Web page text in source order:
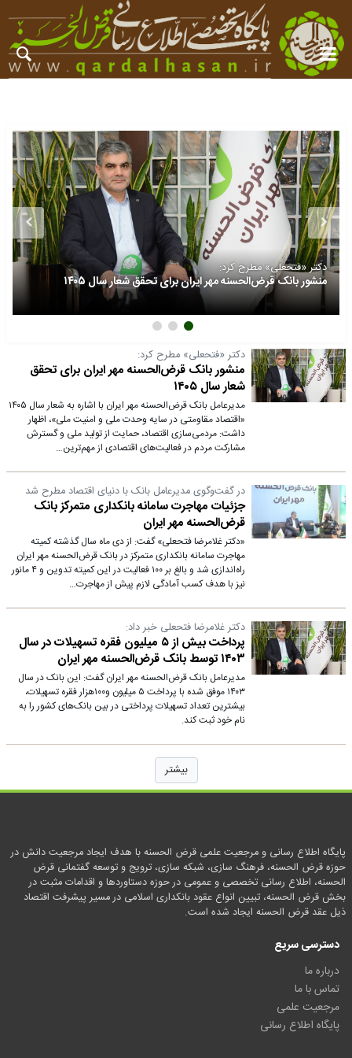
دکتر «فتحعلی» مطرح کرد:
منشور بانک قرض‌الحسنه مهر ایران برای تحقق شعار سال ۱۴۰۵
دکتر «فتحعلی» مطرح کرد:
منشور بانک قرض‌الحسنه مهر ایران برای تحقق
شعار سال ۱۴۰۵
مدیرعامل بانک قرض‌الحسنه مهر ایران با اشاره به شعار سال ۱۴۰۵
«اقتصاد مقاومتی در سایه وحدت ملی و امنیت ملی»، اظهار
داشت: مردمی‌سازی اقتصاد، حمایت از تولید ملی و گسترش
مشارکت مردم در فعالیت‌های اقتصادی از مهم‌ترین…
در گفت‌وگوی مدیرعامل بانک با دنیای اقتصاد مطرح شد
جزئیات مهاجرت سامانه بانکداری متمرکز بانک
قرض‌الحسنه مهر ایران
«دکتر غلامرضا فتحعلی» گفت: از دی ماه سال گذشته کمیته
مهاجرت سامانه بانکداری متمرکز در بانک قرض‌الحسنه مهر ایران
راه‌اندازی شد و بالغ بر ۱۰۰ فعالیت در این کمیته تدوین و ۴ مانور
نیز با هدف کسب آمادگی لازم پیش از مهاجرت…
دکتر غلامرضا فتحعلی خبر داد:
پرداخت بیش از ۵ میلیون فقره تسهیلات در سال
۱۴۰۳ توسط بانک قرض‌الحسنه مهر ایران
مدیرعامل بانک قرض‌الحسنه مهر ایران گفت: این بانک در سال
۱۴۰۳ موفق شده با پرداخت ۵ میلیون و۱۰۰هزار فقره تسهیلات،
بیشترین تعداد تسهیلات پرداختی در بین بانک‌های کشور را به
نام خود ثبت کند.
بیشتر
پایگاه اطلاع رسانی و مرجعیت علمی قرض الحسنه با هدف ایجاد مرجعیت دانش در
حوزه قرض الحسنه، فرهنگ سازی، شبکه سازی، ترویج و توسعه گفتمانی قرض
الحسنه، اطلاع رسانی تخصصی و عمومی در حوزه دستاوردها و اقدامات مثبت در
بخش قرض الحسنه، تبیین انواع عقود بانکداری اسلامی در مسیر پیشرفت اقتصاد
ذیل عقد قرض الحسنه ایجاد شده است.
دسترسی سریع
درباره ما
تماس با ما
مرجعیت علمی
پایگاه اطلاع رسانی